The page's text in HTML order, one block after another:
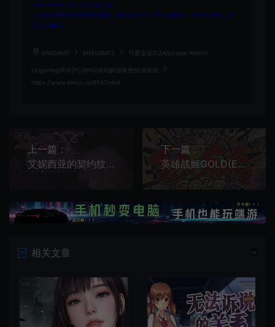
cvformat#gmail.com (#换为@)
4.本站收费仅用于资源的保存、备份和分享所产生的费用，不用于盈利，亦
无任何盈利。
MMGAME MMGAMES 可爱女巫5(ZAdorable Witch5 :
Lingering)简中|PC|RPG|休闲解谜角色扮演游戏
https://www.mmyx.cc/9547.html
上一篇：
艾妮西亚的契约纹(Aenysia's Covenant)汉化|PC|RPG|爆款复古角色扮演游戏
下一篇：
英雄战姬GOLD(Eiyu*Senki Gold)汉化|PC|SLG|魔改|存档|大型美少女SLG游戏
相关文章